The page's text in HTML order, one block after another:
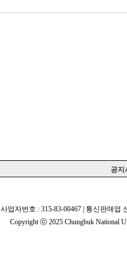
공지
사업자번호 : 315-83-00467 | 통신판매업
Copyright ⓒ 2025 Chungbuk National